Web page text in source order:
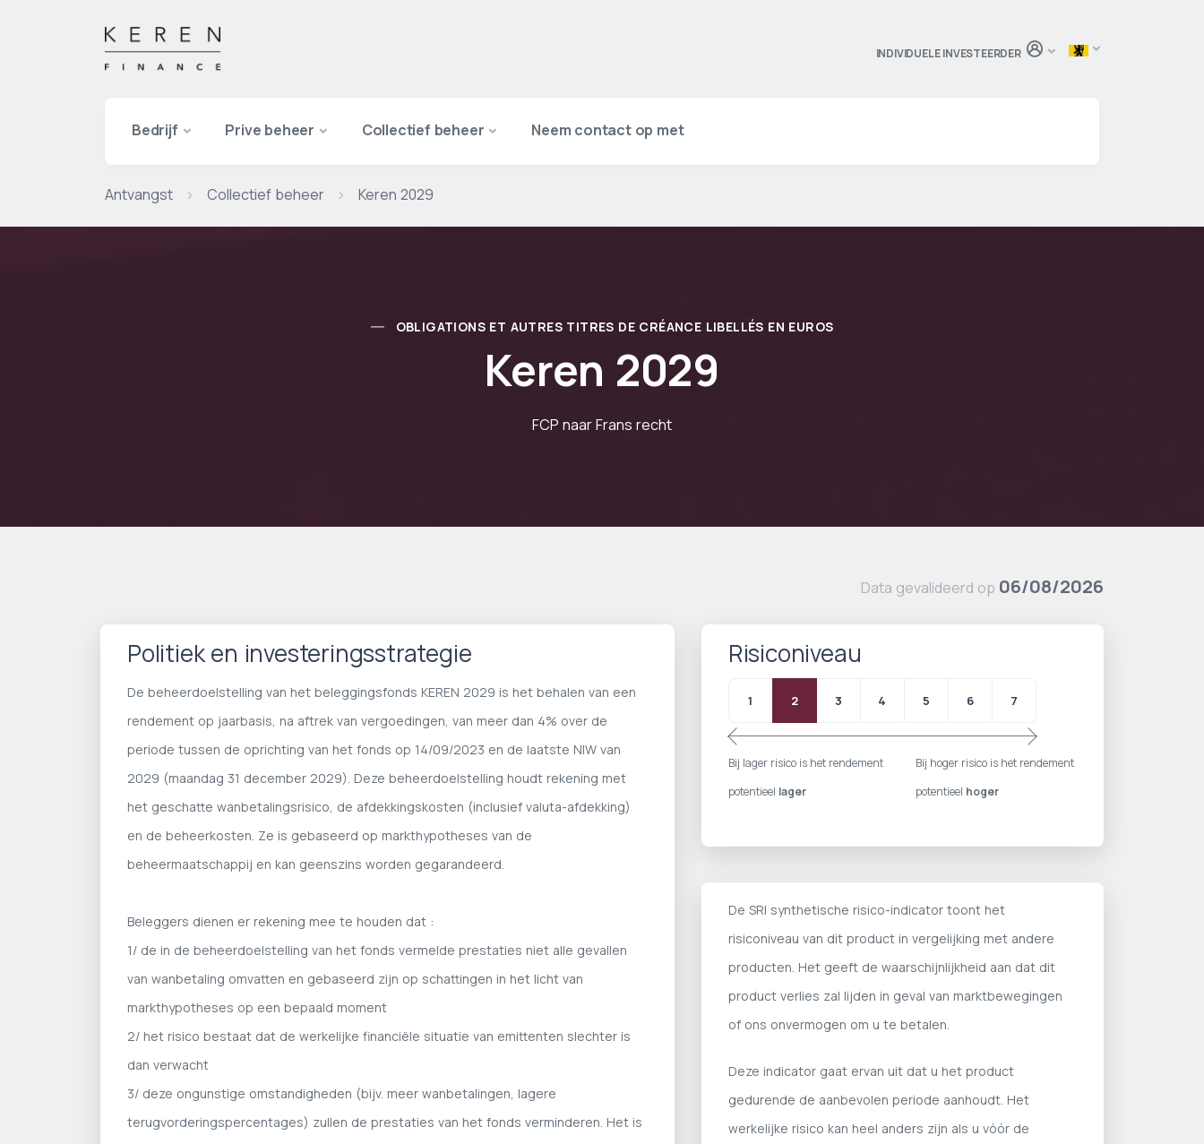
INDIVIDUELE INVESTEERDER
Bedrijf Prive beheer Collectief beheer Neem contact op met
Antvangst Collectief beheer Keren 2029
OBLIGATIONS ET AUTRES TITRES DE CRÉANCE LIBELLÉS EN EUROS
Keren 2029
FCP naar Frans recht
Data gevalideerd op 06/08/2026
Politiek en investeringsstrategie
De beheerdoelstelling van het beleggingsfonds KEREN 2029 is het behalen van een
rendement op jaarbasis, na aftrek van vergoedingen, van meer dan 4% over de
periode tussen de oprichting van het fonds op 14/09/2023 en de laatste NIW van
2029 (maandag 31 december 2029). Deze beheerdoelstelling houdt rekening met
het geschatte wanbetalingsrisico, de afdekkingskosten (inclusief valuta-afdekking)
en de beheerkosten. Ze is gebaseerd op markthypotheses van de
beheermaatschappij en kan geenszins worden gegarandeerd.
Beleggers dienen er rekening mee te houden dat :
1/ de in de beheerdoelstelling van het fonds vermelde prestaties niet alle gevallen
van wanbetaling omvatten en gebaseerd zijn op schattingen in het licht van
markthypotheses op een bepaald moment
2/ het risico bestaat dat de werkelijke financiële situatie van emittenten slechter is
dan verwacht
3/ deze ongunstige omstandigheden (bijv. meer wanbetalingen, lagere
terugvorderingspercentages) zullen de prestaties van het fonds verminderen. Het is
Risiconiveau
1 2 3 4 5 6 7
Bij lager risico is het rendement
potentieel lager
Bij hoger risico is het rendement
potentieel hoger
De SRI synthetische risico-indicator toont het
risiconiveau van dit product in vergelijking met andere
producten. Het geeft de waarschijnlijkheid aan dat dit
product verlies zal lijden in geval van marktbewegingen
of ons onvermogen om u te betalen.
Deze indicator gaat ervan uit dat u het product
gedurende de aanbevolen periode aanhoudt. Het
werkelijke risico kan heel anders zijn als u vóór de